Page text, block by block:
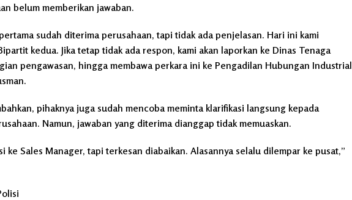
belum memberikan jawaban.
sudah diterima perusahaan, tapi tidak ada penjelasan. Hari ini kami
kedua. Jika tetap tidak ada respon, kami akan laporkan ke Dinas Tenaga
pengawasan, hingga membawa perkara ini ke Pengadilan Hubungan Industrial
pihaknya juga sudah mencoba meminta klarifikasi langsung kepada
Namun, jawaban yang diterima dianggap tidak memuaskan.
ke Sales Manager, tapi terkesan diabaikan. Alasannya selalu dilempar ke pusat,”